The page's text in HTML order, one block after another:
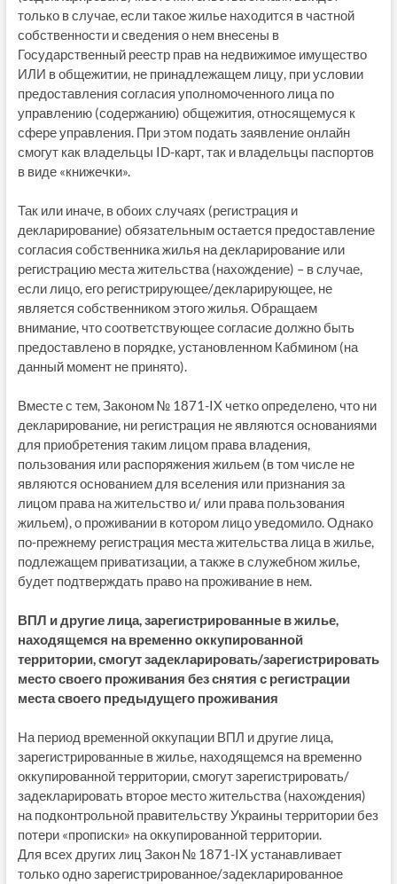
только в случае, если такое жилье находится в частной
собственности и сведения о нем внесены в
Государственный реестр прав на недвижимое имущество
ИЛИ в общежитии, не принадлежащем лицу, при условии
предоставления согласия уполномоченного лица по
управлению (содержанию) общежития, относящемуся к
сфере управления. При этом подать заявление онлайн
смогут как владельцы ID-карт, так и владельцы паспортов
в виде «книжечки».
Так или иначе, в обоих случаях (регистрация и
декларирование) обязательным остается предоставление
согласия собственника жилья на декларирование или
регистрацию места жительства (нахождение) – в случае,
если лицо, его регистрирующее/декларирующее, не
является собственником этого жилья. Обращаем
внимание, что соответствующее согласие должно быть
предоставлено в порядке, установленном Кабмином (на
данный момент не принято).
Вместе с тем, Законом № 1871-IX четко определено, что ни
декларирование, ни регистрация не являются основаниями
для приобретения таким лицом права владения,
пользования или распоряжения жильем (в том числе не
являются основанием для вселения или признания за
лицом права на жительство и/ или права пользования
жильем), о проживании в котором лицо уведомило. Однако
по-прежнему регистрация места жительства лица в жилье,
подлежащем приватизации, а также в служебном жилье,
будет подтверждать право на проживание в нем.
ВПЛ и другие лица, зарегистрированные в жилье,
находящемся на временно оккупированной
территории, смогут задекларировать/зарегистрировать
место своего проживания без снятия с регистрации
места своего предыдущего проживания
На период временной оккупации ВПЛ и другие лица,
зарегистрированные в жилье, находящемся на временно
оккупированной территории, смогут зарегистрировать/
задекларировать второе место жительства (нахождения)
на подконтрольной правительству Украины территории без
потери «прописки» на оккупированной территории.
Для всех других лиц Закон № 1871-IX устанавливает
только одно зарегистрированное/задекларированное